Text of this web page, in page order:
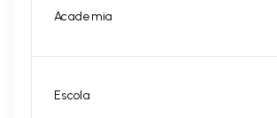
Academia
Escola